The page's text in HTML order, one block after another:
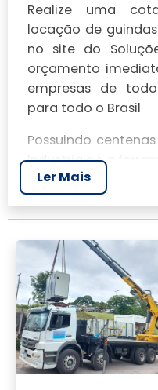
Realize uma
locação de
no site do
orçamento
empresas de
para todo o Brasil
Possuindo
Industriais é a
mais completo
realizar um
locação de
dos anuciantes a
Ler Mais